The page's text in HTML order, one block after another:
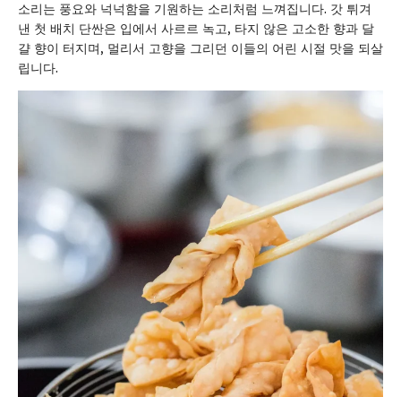
소리는 풍요와 넉넉함을 기원하는 소리처럼 느껴집니다. 갓 튀겨
낸 첫 배치 단싼은 입에서 사르르 녹고, 타지 않은 고소한 향과 달
걀 향이 터지며, 멀리서 고향을 그리던 이들의 어린 시절 맛을 되살
립니다.